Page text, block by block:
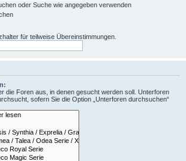
oder Suche wie angegeben verwenden
für teilweise Übereinstimmungen.
die Foren aus, in denen gesucht werden soll. Unterforen
sofern Sie die Option „Unterforen durchsuchen“